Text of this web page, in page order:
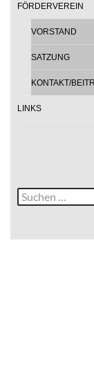
FÖRDERVEREIN
VORSTAND
SATZUNG
KONTAKT/
LINKS
Suche
nach: